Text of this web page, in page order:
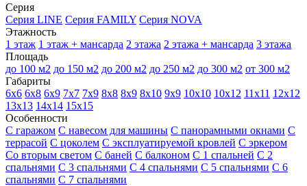
Серия
Серия LINE Серия FAMILY Серия NOVA
Этажность
1 этаж 1 этаж + мансарда 2 этажа 2 этажа + мансарда 3 этажа
Площадь
до 100 м2 до 150 м2 до 200 м2 до 250 м2 до 300 м2 от 300 м2
Габариты
6х6 6х8 6х9 7х7 7х9 8х8 8х9 8х10 9х9 10х10 10х12 11х11 12х12
13х13 14х14 15х15
Особенности
С гаражом С навесом для машины С панорамными окнами С
террасой С цоколем С эксплуатируемой кровлей С эркером
Со вторым светом С баней С балконом С 1 спальней С 2
спальнями С 3 спальнями С 4 спальнями С 5 спальнями С 6
спальнями С 7 спальнями